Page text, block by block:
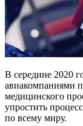
В середине 2020
авиакомпаниями
медицинского
упростить
по всему миру.